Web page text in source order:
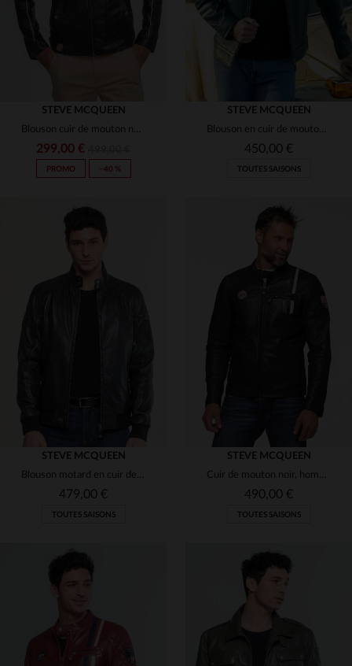
TAILLES DISPONIBLES
STEVE MCQUEEN
Blouson cuir de mouton noir, léger, inspiré par Steve McQueen.
299,00 €
PROMO −40 %
TAILLES DISPONIBLES
STEVE MCQUEEN
Blouson en cuir de mouton bleu pétrole. Léger, souple et intemporel.
450,00 €
TOUTES SAISONS
TAILLES DISPONIBLES
STEVE MCQUEEN
Blouson motard en cuir de mouton noir, souple et intemporel, McQueen.
479,00 €
TOUTES SAISONS
STEVE MCQUEEN
Cuir de mouton noir, hommage à McQueen.Doux, matelassé, coupe regular.
490,00 €
TOUTES SAISONS